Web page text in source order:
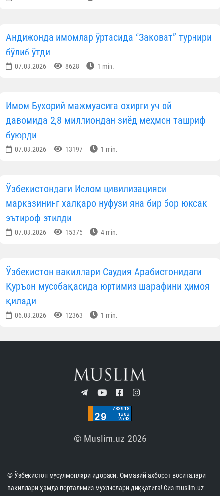
Андижонда имомлар ўртасида “Заковат” турнири
бўлиб ўтди
07.08.2026 8628 1 min.
Имом Бухорий мажмуасига охирги уч ой
давомида 2,8 миллиондан зиёд меҳмон ташриф
буюрди
07.08.2026 13197 1 min.
Ўзбекистондаги Ислом цивилизацияси
марказининг халқаро нуфузи яна бир бор юксак
эътироф этилди
07.08.2026 15375 4 min.
Ўзбекистон вакиллари Саудия Арабистонидаги
Қуръон мусобақасида юртимиз шарафини ҳимоя
қилади
06.08.2026 12363 1 min.
© Muslim.uz 2026
© Ўзбекистон мусулмонлари идораси. Оммавий ахборот воситалари
вакиллари ҳамда порталимиз мухлислари диққатига! Сиз muslim.uz